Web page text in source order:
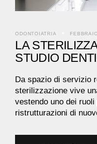
ODONTOIATRIA
LA
STUDIO
Da spazio di servizio
sterilizzazione vive
vestendo uno dei
ristrutturazioni di